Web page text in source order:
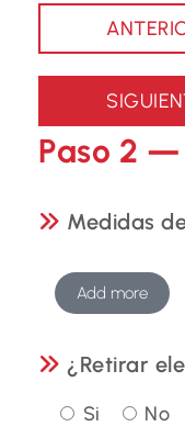
Paso 2 —
Medidas
Add more
¿Retirar
Si No